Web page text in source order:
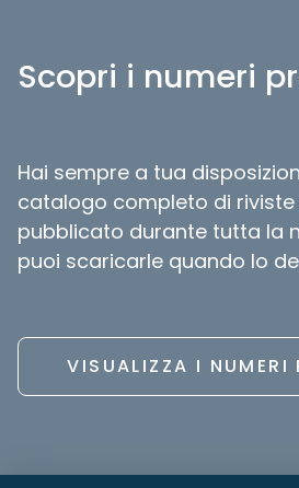
che si sono distinti per le loro
alla media nel 2023.
Director, Investment Advisory
Mediobanca SGR.
Scopri i numeri
Hai sempre a tua
catalogo completo di
pubblicato durante tutta la
puoi scaricarle quando lo
VISUALIZZA I NUMERI